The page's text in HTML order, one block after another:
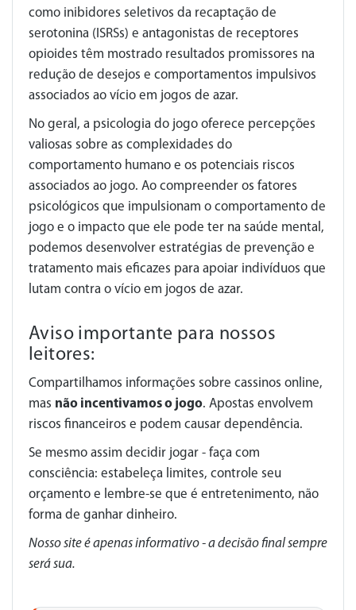
como inibidores seletivos da recaptação de
serotonina (ISRSs) e antagonistas de receptores
opioides têm mostrado resultados promissores na
redução de desejos e comportamentos impulsivos
associados ao vício em jogos de azar.
No geral, a psicologia do jogo oferece percepções
valiosas sobre as complexidades do
comportamento humano e os potenciais riscos
associados ao jogo. Ao compreender os fatores
psicológicos que impulsionam o comportamento de
jogo e o impacto que ele pode ter na saúde mental,
podemos desenvolver estratégias de prevenção e
tratamento mais eficazes para apoiar indivíduos que
lutam contra o vício em jogos de azar.
Aviso importante para nossos
leitores:
Compartilhamos informações sobre cassinos online,
mas não incentivamos o jogo. Apostas envolvem
riscos financeiros e podem causar dependência.
Se mesmo assim decidir jogar - faça com
consciência: estabeleça limites, controle seu
orçamento e lembre-se que é entretenimento, não
forma de ganhar dinheiro.
Nosso site é apenas informativo - a decisão final sempre
será sua.